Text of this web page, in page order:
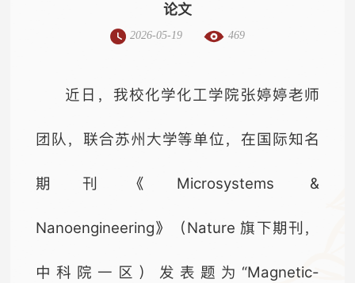
论文
2026-05-19 469
近日，我校化学化工学院张婷婷老师
团队，联合苏州大学等单位，在国际知名
期刊《Microsystems &
Nanoengineering》（Nature 旗下期刊，
中科院一区）发表题为“Magnetic-